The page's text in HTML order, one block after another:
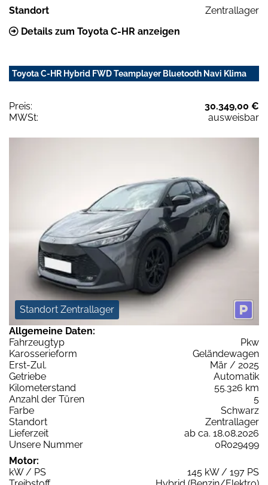
Standort
Zentrallager
Details zum Toyota C-HR anzeigen
Toyota C-HR Hybrid FWD Teamplayer Bluetooth Navi Klima
Preis:
30.349,00 €
MWSt:
ausweisbar
Standort Zentrallager
Allgemeine Daten:
Fahrzeugtyp
Pkw
Karosserieform
Geländewagen
Erst-Zul.
Mär / 2025
Getriebe
Automatik
Kilometerstand
55.326 km
Anzahl der Türen
5
Farbe
Schwarz
Standort
Zentrallager
Lieferzeit
ab ca. 18.08.2026
Unsere Nummer
0R029499
Motor:
kW / PS
145 kW / 197 PS